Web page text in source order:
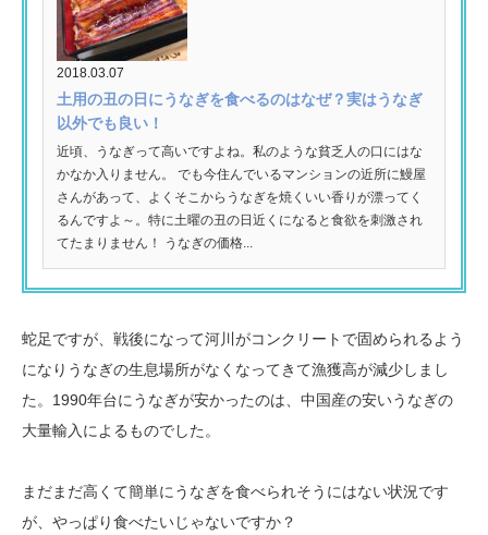
2018.03.07
土用の丑の日にうなぎを食べるのはなぜ？実はうなぎ
以外でも良い！
近頃、うなぎって高いですよね。私のような貧乏人の口にはな
かなか入りません。 でも今住んでいるマンションの近所に鰻屋
さんがあって、よくそこからうなぎを焼くいい香りが漂ってく
るんですよ～。特に土曜の丑の日近くになると食欲を刺激され
てたまりません！ うなぎの価格...
蛇足ですが、戦後になって河川がコンクリートで固められるよう
になりうなぎの生息場所がなくなってきて漁獲高が減少しまし
た。1990年台にうなぎが安かったのは、中国産の安いうなぎの
大量輸入によるものでした。
まだまだ高くて簡単にうなぎを食べられそうにはない状況です
が、やっぱり食べたいじゃないですか？